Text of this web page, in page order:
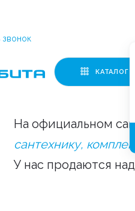
звонок
КАТАЛОГ
На официальном
сантехнику,
У нас продаются